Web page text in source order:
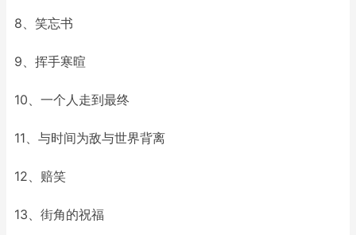
8、笑忘书
9、挥手寒暄
10、一个人走到最终
11、与时间为敌与世界背离
12、赔笑
13、街角的祝福